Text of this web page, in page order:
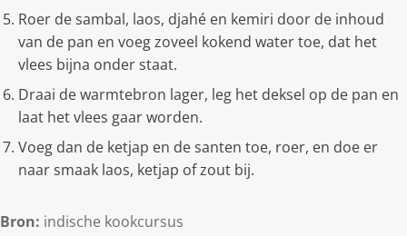
Roer de sambal, laos, djahé en kemiri door de inhoud
van de pan en voeg zoveel kokend water toe, dat het
vlees bijna onder staat.
Draai de warmtebron lager, leg het deksel op de pan en
laat het vlees gaar worden.
Voeg dan de ketjap en de santen toe, roer, en doe er
naar smaak laos, ketjap of zout bij.
Bron: indische kookcursus